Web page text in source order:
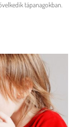
tápanagokban.